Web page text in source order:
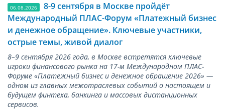
06.08.2026
8-9 сентября в Москве пройдёт
Международный ПЛАС-Форум «Платежный бизнес
и денежное обращение». Ключевые участники,
острые темы, живой диалог
8–9 сентября 2026 года, в Москве встретятся ключевые
игроки финансового рынка на 17-м Международном ПЛАС-
Форуме «Платежный бизнес и денежное обращение 2026» —
одном из главных межотраслевых событий о настоящем и
будущем финтеха, банкинга и массовых дистанционных
сервисов.